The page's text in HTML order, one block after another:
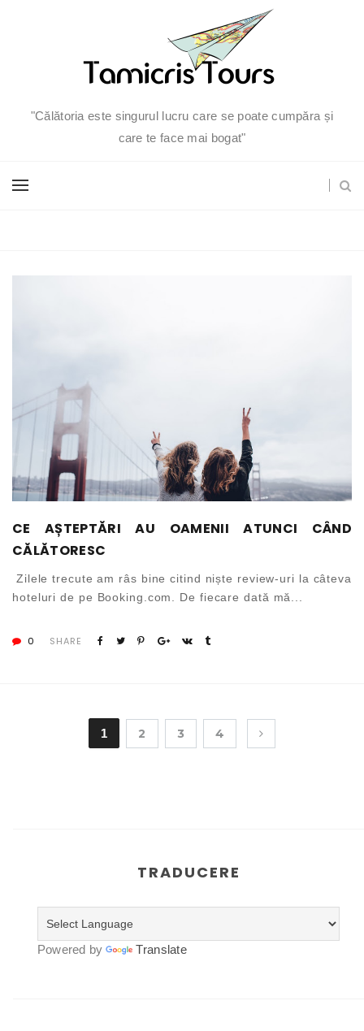
"Călătoria este singurul lucru care se poate cumpăra și
care te face mai bogat"
CE AȘTEPTĂRI AU OAMENII ATUNCI CÂND
CĂLĂTORESC
Zilele trecute am râs bine citind niște review-uri la câteva
hoteluri de pe Booking.com. De fiecare dată mă...
0 SHARE
1 2 3 4
TRADUCERE
Powered by Translate